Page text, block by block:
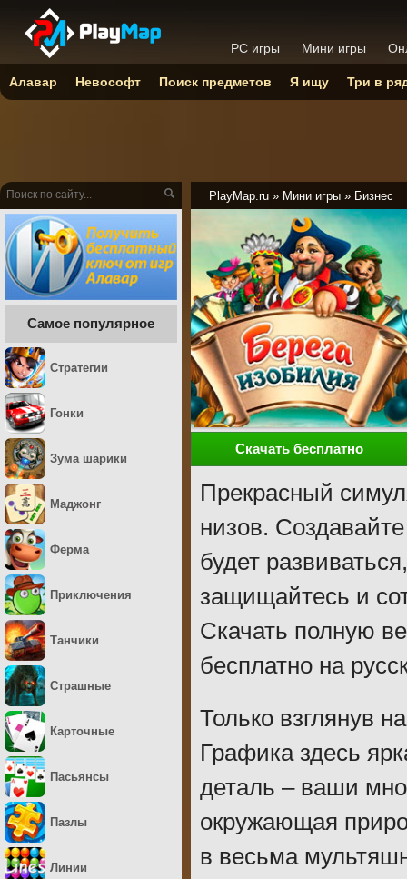
PlayMap.ru » Мини игры » Бизнес
Скачать бесплатно
Прекрасный
низов.
будет
защищайтесь и
Скачать полную
бесплатно на
Только взглянув
Графика здесь
деталь – ваши
окружающая
в весьма
Самое популярное
Стратегии
Гонки
Зума шарики
Маджонг
Ферма
Приключения
Танчики
Страшные
Карточные
Пасьянсы
Пазлы
Линии
PC игры Мини игры
Алавар Невософт Поиск предметов Я ищу Три в